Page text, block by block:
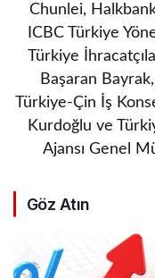
Chunlei,
ICBC Türkiye
Türkiye
Başaran
Türkiye-Çin İş
Kurdoğlu ve
Ajansı Genel
Göz Atın